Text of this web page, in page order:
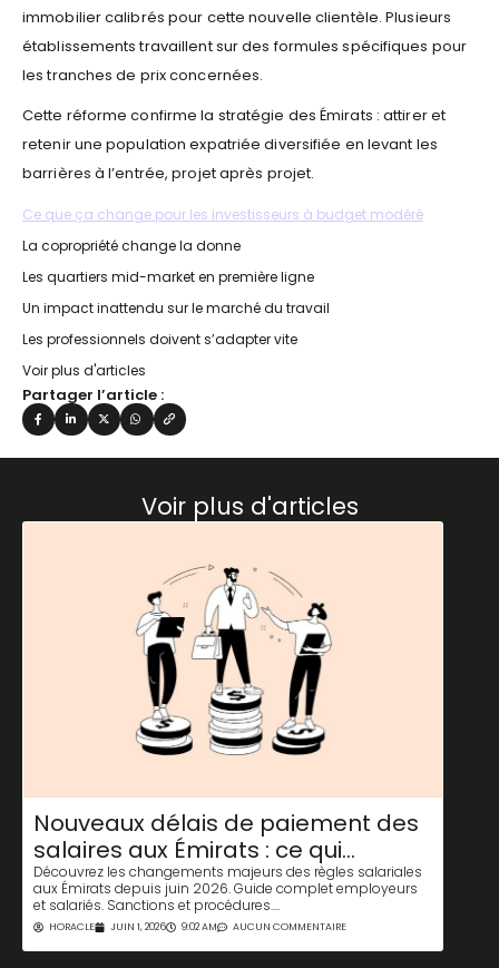
immobilier calibrés pour cette nouvelle clientèle. Plusieurs
établissements travaillent sur des formules spécifiques pour
les tranches de prix concernées.
Cette réforme confirme la stratégie des Émirats : attirer et
retenir une population expatriée diversifiée en levant les
barrières à l’entrée, projet après projet.
Ce que ça change pour les investisseurs à budget modéré
La copropriété change la donne
Les quartiers mid-market en première ligne
Un impact inattendu sur le marché du travail
Les professionnels doivent s’adapter vite
Voir plus d'articles
Partager l’article :
Voir plus d'articles
Nouveaux délais de paiement des
salaires aux Émirats : ce qui
change pour tous
Découvrez les changements majeurs des règles salariales
aux Émirats depuis juin 2026. Guide complet employeurs
et salariés. Sanctions et procédures....
HORACLE JUIN 1, 2026 9:02 AM AUCUN COMMENTAIRE